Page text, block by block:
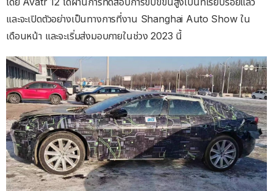
และจะเปิดตัวอย่างเป็นทางการที่งาน Shanghai Auto Show ใน
เดือนหน้า และจะเริ่มส่งมอบภายในช่วง 2023 นี้